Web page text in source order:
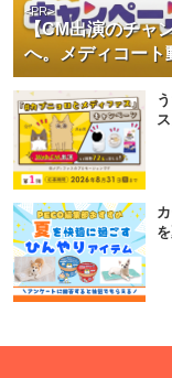
【CM出演のチャ
へ。メディコート
<PR>